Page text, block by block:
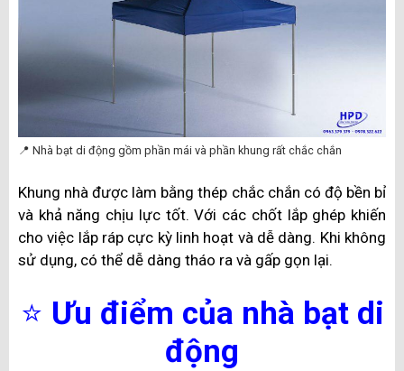
📍 Nhà bạt di động gồm phần mái và phần khung rất chắc chắn
Khung nhà được làm bằng thép chắc chắn có độ bền bỉ
và khả năng chịu lực tốt. Với các chốt lắp ghép khiến
cho việc lắp ráp cực kỳ linh hoạt và dễ dàng. Khi không
sử dụng, có thể dễ dàng tháo ra và gấp gọn lại.
⭐ Ưu điểm của nhà bạt di
động